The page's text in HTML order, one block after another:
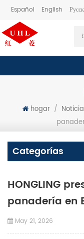
Español English
hogar /
Categorías
HONGLING
panadería en
May 21, 2026